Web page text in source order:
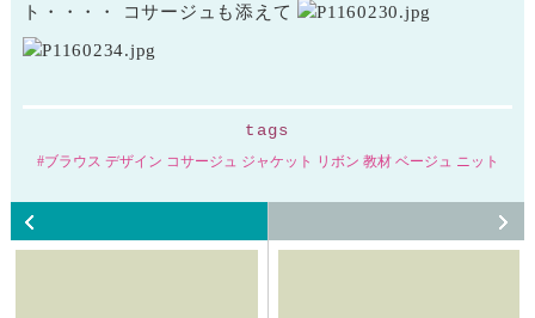
ト・・・・ コサージュも添えて
tags
ブラウス デザイン コサージュ ジャケット リボン 教材 ベージュ ニット